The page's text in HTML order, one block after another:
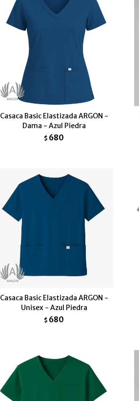
Casaca Basic Elastizada ARGON -
Dama - Azul Piedra
$ 680
Casaca Basic Elastizada ARGON -
Unisex - Azul Piedra
$ 680